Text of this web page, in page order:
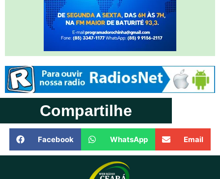
Compartilhe
Facebook WhatsApp Email